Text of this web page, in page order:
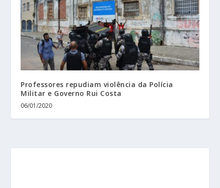
Professores repudiam violência da Polícia
Militar e Governo Rui Costa
06/01/2020